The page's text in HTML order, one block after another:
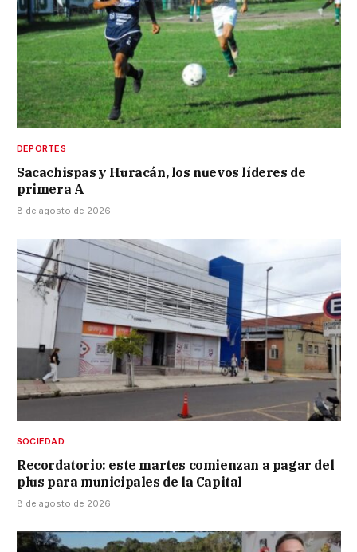
DEPORTES
Sacachispas y Huracán, los nuevos líderes de
primera A
8 de agosto de 2026
SOCIEDAD
Recordatorio: este martes comienzan a pagar del
plus para municipales de la Capital
8 de agosto de 2026